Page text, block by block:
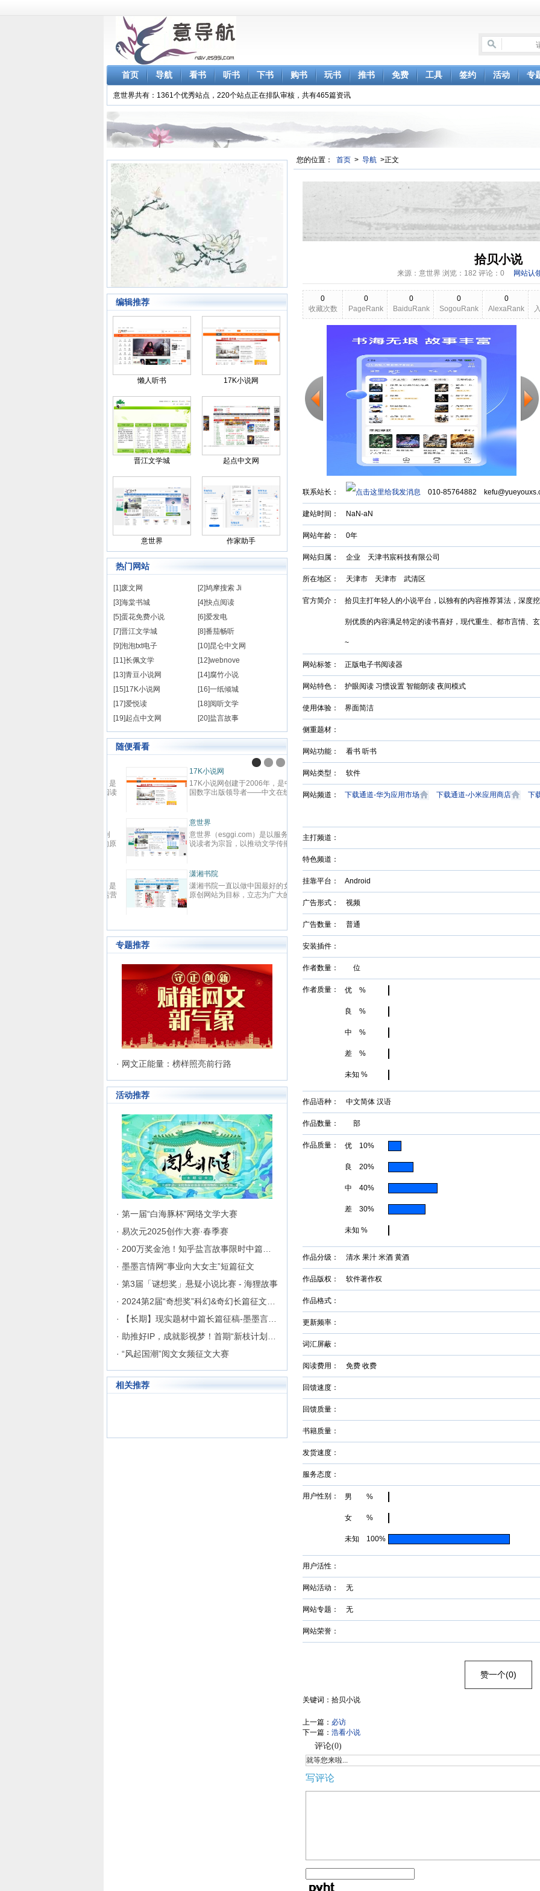
首页 导航 看书 听书 下书 购书 玩书 推书 免费 工具 签约 活动 专
意世界共有：1361个优秀站点，220个站点正在排队审核，共有465篇资讯
编辑推荐
懒人听书 17K小说网
晋江文学城 起点中文网
意世界 作家助手
热门网站
[1]废文网
[2]鸠摩搜索 Ji
[3]海棠书城
[4]快点阅读
[5]蛋花免费小说
[6]爱发电
[7]晋江文学城
[8]番茄畅听
[9]泡泡txt电子
[10]昆仑中文网
[11]长佩文学
[12]webnove
[13]青豆小说网
[14]腐竹小说
[15]17K小说网
[16]一纸倾城
[17]爱悦读
[18]阅听文学
[19]起点中文网
[20]盐言故事
随便看看
九阅小说
九阅小说网，最好看的小说阅读网
站,提供现代言情、古代言情、穿
越重生、幻想言情、悬疑灵异、青
强、免费小说等在线阅读。每日最
快更新,页面简洁,访问速度快
纵横中文网
纵横中文网成立于2008年9月，是
百度文学旗下的大型中文原创阅读
最具主流影响力与商业价值的综合
与史诗级作品的产生，推动中华文
读，线下出版、动漫改编、游戏改
编、影视改编等整条文化产业链。
经过多年努力，纵横中文网取得了
部，日独立IP超过260万，PV超过
6000万，成为国内一流的中文原
创文学类专业网站。
晋江文学城
晋江文学城创立于2003年8月1
日，是中国大陆范围内最具影响力
的女性向原创文学网站，同时，也
耽美、爱情等原创网络小说而著
名。 截止到2015年3月31日，晋
江文学城拥有在线作品177万余
部，穿越、言情、影视、都市爱
情、职场婚姻、青春校园、武侠仙
的这种不落窠臼的行事作风也在行
和两万余名签约作者在这个平台上
日更不辍，为广大网络文学爱好者
献上了一部又一部可以堪称经典的
网络文学著作。其中得以出版作品
的作者达到3000人，每天有近1万
新用户注册、750部新作品诞生，
两本新书被成功代理出版，上百部
作品签约影视，过万部作品引入手
机分销渠道，其口碑卓著的良心服
立起极高声望。 历经十二年的风
雨，晋江文学城已经从一个简单的
文学爱好者的集散地快速且稳健地
成长为行业内的翘楚，为1300万
来自不同地区和国家的注册用户突
破地区、种族、语言和国家的障碍
聚集在这里的网络文学同好们构建
起创作交流与沟通的平台。
下。起点中文网以推动中国原创文
学事业为宗旨，长期致力于原创文
大成果
连尚读书网
连尚读书网（免费小说），最热门
免费小说大全，免费阅读App，提
供玄幻小说、网游小说、言情小
红袖添香网创办于1999年8月，是
全球领先的女性文学数字版权运营
商之一，中文女性阅读第一品牌。
拥有完善的投稿系统、个人文集系
统、媒体联络发表系统及高创作水
记等体裁的高品质创作和阅读服
务，在言情、职场小说等女性文学
有长、短篇原创作品总量超过192
万部（篇），日浏览量最高超过
专题推荐
· 网文正能量：榜样照亮前行路
活动推荐
· 第一届“白海豚杯”网络文学大赛
· 易次元2025创作大赛·春季赛
· 墨墨言情网“事业向大女主”短篇征文
· 第3届「谜想奖」悬疑小说比赛 - 海狸故事
· “风起国潮”阅文女频征文大赛
相关推荐
您的位置： 首页 > 导航 >正文
拾贝小说
来源：意世界 浏览： 182 评论：0 网站认
0
收藏次数
0
PageRank
0
BaiduRank
0
SogouRank
0
AlexaRank
联系站长： 010-85764882
建站时间： NaN-aN
网站年龄： 0年
网站归属： 企业 天津书宸科技有限公司
所在地区： 天津市 天津市 武清区
官方简介：拾贝主打年轻人的小说平台，以独有的内容推荐算法，深度
别优质的内容满足特定的读书喜好，现代重生、都市言情、
~
网站标签：正版电子书阅读器
网站特色：护眼阅读 习惯设置 智能朗读 夜间模式
使用体验：界面简洁
侧重题材：
网站功能： 看书 听书
网站类型： 软件
网站频道：下载通道-华为应用市场 下载通道-小米应用商店 下
主打频道：
特色频道：
挂靠平台：Android
广告形式： 视频
广告数量： 普通
安装插件：
作者数量： 位
作者质量：优 %
良 %
中 %
差 %
未知 %
作品语种： 中文简体 汉语
作品数量： 部
作品质量：优 10%
良 20%
中 40%
差 30%
未知 %
作品分级： 清水 果汁 米酒 黄酒
作品版权： 软件著作权
作品格式：
更新频率：
词汇屏蔽：
阅读费用： 免费 收费
回馈速度：
回馈质量：
书籍质量：
发货速度：
服务态度：
用户性别：男 %
女 %
未知 100%
用户活性：
网站活动： 无
网站专题： 无
网站荣誉：
赞一个(0)
关键词：拾贝小说
上一篇： 必访
下一篇： 浩看小说
评论(0)
就等您来啦...
写评论
Back to Top